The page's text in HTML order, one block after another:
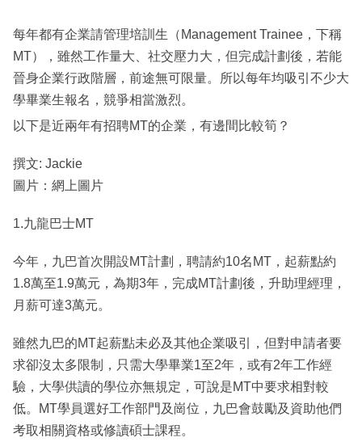
閱
專
區
每年都有企業請管理培訓生（Management Trainee，下稱
MT），雖然工作量大、社交壓力大，但完成計劃後，若能
晉身企業行政階層，前途無可限量。所以每年均吸引不少大
學畢業生報名，競爭相當激烈。
以下是近兩年有招聘MT的企業，有邊間比較筍？
撰文: Jackie
圖片：網上圖片
1.九龍巴士MT
今年，九巴首次開設MT計劃，聘請約10名MT，起薪點約
1.8萬至1.9萬元，為期3年，完成MT計劃後，升助理經理，
月薪可達3萬元。
雖然九巴的MT起薪點未必及其他企業吸引，但對申請者要
求卻沒太多限制，只需大學畢業1至2年，或有2年工作經
驗，大學供讀的學位亦無規定，可說是MT中要求相對較
低。MT學員選好工作部門及崗位，九巴會鼓勵及資助他們
考取相關資格或修讀碩士課程。